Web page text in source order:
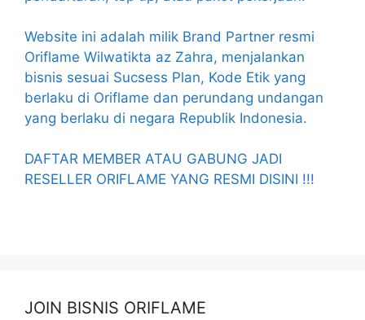
Website ini adalah milik Brand Partner resmi
Oriflame Wilwatikta az Zahra, menjalankan
bisnis sesuai Sucsess Plan, Kode Etik yang
berlaku di Oriflame dan perundang undangan
yang berlaku di negara Republik Indonesia.
DAFTAR MEMBER ATAU GABUNG JADI
RESELLER ORIFLAME YANG RESMI DISINI !!!
JOIN BISNIS ORIFLAME